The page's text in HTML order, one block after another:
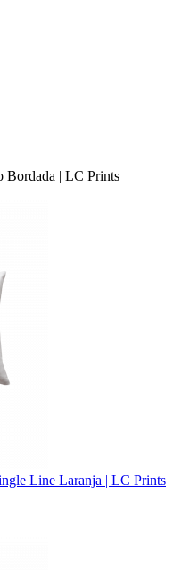
Bordada | LC Prints
Line Laranja | LC Prints